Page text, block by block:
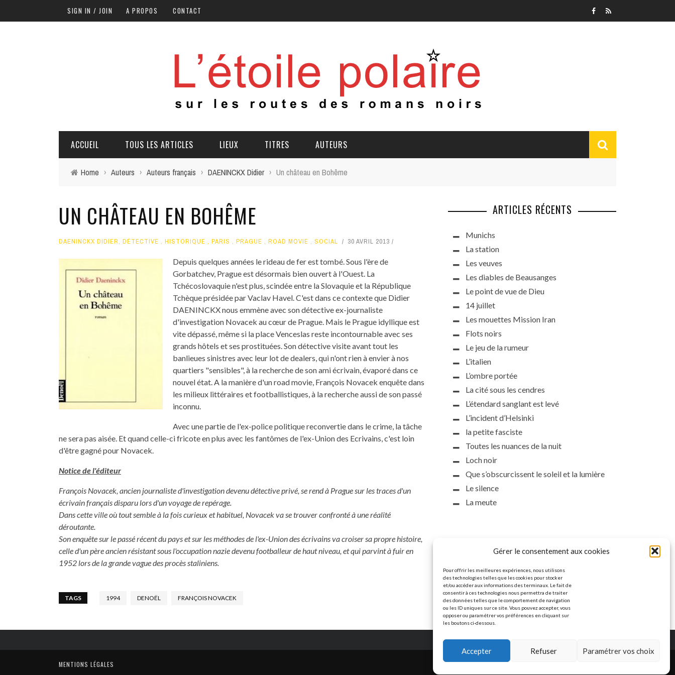
Gérer le consentement aux cookies
Pour offrir les meilleures expériences, nous utilisons
des technologies telles que les cookies pour stocker
et/ou accéder aux informations des terminaux. Le fait de
consentir à ces technologies nous permettra de traiter
des données telles que le comportement de navigation
ou les ID uniques sur ce site. Vous pouvez accepter, vous
opposer ou paramétrer vos préférences en cliquant sur
les boutons ci-dessous.
Accepter Refuser Paramétrer vos choix
SIGN IN / JOIN A PROPOS CONTACT
ACCUEIL TOUS LES ARTICLES LIEUX TITRES AUTEURS
Home › Auteurs › Auteurs français › DAENINCKX Didier › Un château en Bohême
UN CHÂTEAU EN BOHÊME
DAENINCKX DIDIER, DÉTECTIVE , HISTORIQUE , PARIS , PRAGUE , ROAD MOVIE , SOCIAL 30 AVRIL 2013
Depuis quelques années le rideau de fer est tombé. Sous l'ère de
Gorbatchev, Prague est désormais bien ouvert à l'Ouest. La
Tchécoslovaquie n'est plus, scindée entre la Slovaquie et la République
Tchèque présidée par Vaclav Havel. C'est dans ce contexte que Didier
DAENINCKX nous emmène avec son détective ex-journaliste
d'investigation Novacek au cœur de Prague. Mais le Prague idyllique est
vite dépassé, même si la place Venceslas reste incontournable avec ses
grands hôtels et ses prostituées. Son détective visite avant tout les
banlieues sinistres avec leur lot de dealers, qui n'ont rien à envier à nos
quartiers "sensibles", à la recherche de son ami écrivain, évaporé dans ce
nouvel état. A la manière d'un road movie, François Novacek enquête dans
les milieux littéraires et footballistiques, à la recherche aussi de son passé
inconnu.
Avec une partie de l'ex-police politique reconvertie dans le crime, la tâche
ne sera pas aisée. Et quand celle-ci fricote en plus avec les fantômes de l'ex-Union des Ecrivains, c'est loin
d'être gagné pour Novacek.
Notice de l'éditeur
François Novacek, ancien journaliste d'investigation devenu détective privé, se rend à Prague sur les traces d'un
écrivain français disparu lors d'un voyage de repérage.
Dans cette ville où tout semble à la fois curieux et habituel, Novacek va se trouver confronté à une réalité
déroutante.
Son enquête sur le passé récent du pays et sur les méthodes de l'ex-Union des écrivains va croiser sa propre histoire,
celle d'un père ancien résistant sous l'occupation nazie devenu footballeur de haut niveau, et qui parvint à fuir en
1952 lors de la grande vague des procès staliniens.
TAGS 1994 DENOËL FRANÇOIS NOVACEK
ARTICLES RÉCENTS
Munichs
La station
Les veuves
Les diables de Beausanges
Le point de vue de Dieu
14 juillet
Les mouettes Mission Iran
Flots noirs
Le jeu de la rumeur
L’italien
L’ombre portée
La cité sous les cendres
L’étendard sanglant est levé
L’incident d’Helsinki
la petite fasciste
Toutes les nuances de la nuit
Loch noir
Que s’obscurcissent le soleil et la lumière
Le silence
La meute
MENTIONS LÉGALES © Copyright L'étoile polaire. All rights reserved.